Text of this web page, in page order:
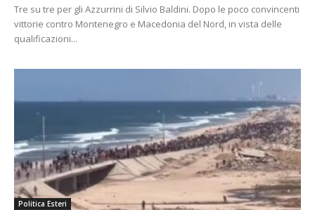
Tre su tre per gli Azzurrini di Silvio Baldini. Dopo le poco convincenti
vittorie contro Montenegro e Macedonia del Nord, in vista delle
qualificazioni...
Politica Esteri